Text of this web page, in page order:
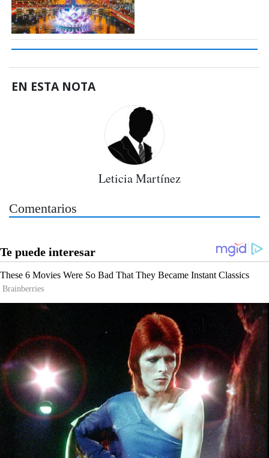
EN ESTA NOTA
Leticia Martínez
Comentarios